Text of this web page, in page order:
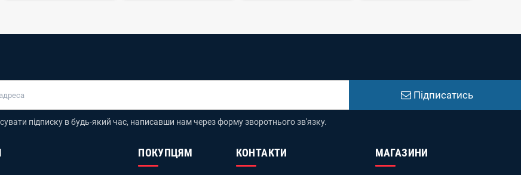
Підписатись
підписку в будь-який час, написавши нам через форму зворотнього зв'язку.
ПОКУПЦЯМ КОНТАКТИ МАГАЗИНИ